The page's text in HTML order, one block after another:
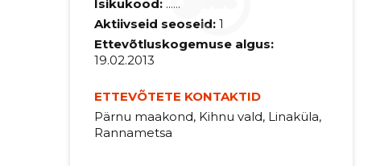
Isikukood: ......
Aktiivseid seoseid: 1
Ettevõtluskogemuse algus:
19.02.2013
ETTEVÕTETE KONTAKTID
Pärnu maakond, Kihnu vald, Linaküla,
Rannametsa